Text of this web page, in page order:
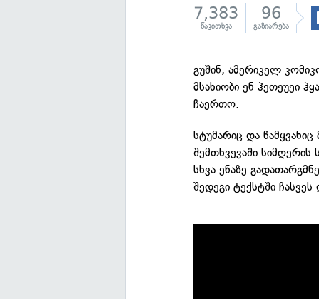
7,383
წაკითხვა
96
გაზიარება
გუშინ, ამერიკელ
მსახიობი ენ ჰეთეუეი
ჩაერთო.
სტუმარიც და
შემთხვევაში
სხვა ენაზე
შედეგი ტექსტში